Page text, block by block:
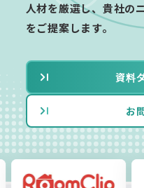
人材を厳選し、貴社の
をご提案します。
資料
お